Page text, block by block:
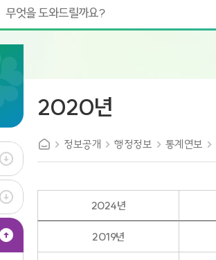
2020년
정보공개 행정정보 통계연보
2024년
2019년